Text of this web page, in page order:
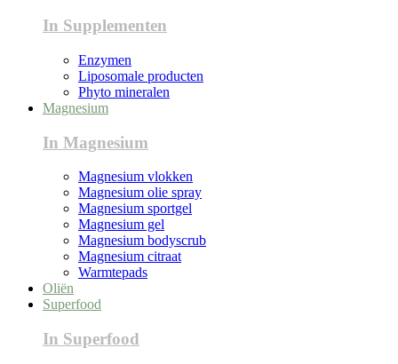
In Supplementen
Enzymen
Liposomale producten
Phyto mineralen
Magnesium
In Magnesium
Magnesium vlokken
Magnesium olie spray
Magnesium sportgel
Magnesium gel
Magnesium bodyscrub
Magnesium citraat
Warmtepads
Oliën
Superfood
In Superfood